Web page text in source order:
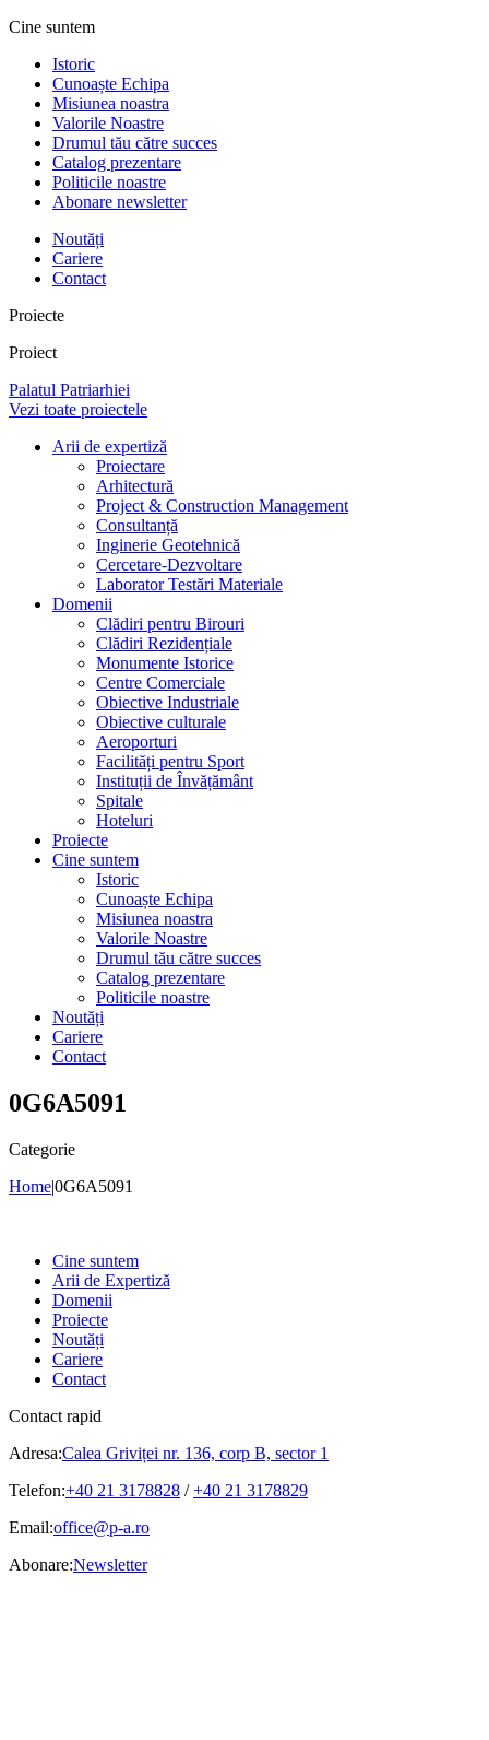
Cine suntem
Istoric
Cunoaște Echipa
Misiunea noastra
Valorile Noastre
Drumul tău către succes
Catalog prezentare
Politicile noastre
Abonare newsletter
Noutăți
Cariere
Contact
Proiecte
Proiect
Palatul Patriarhiei
Vezi toate proiectele
Arii de expertiză
Proiectare
Arhitectură
Project & Construction Management
Consultanță
Inginerie Geotehnică
Cercetare-Dezvoltare
Laborator Testări Materiale
Domenii
Clădiri pentru Birouri
Clădiri Rezidențiale
Monumente Istorice
Centre Comerciale
Obiective Industriale
Obiective culturale
Aeroporturi
Facilități pentru Sport
Instituții de Învățământ
Spitale
Hoteluri
Proiecte
Cine suntem
Istoric
Cunoaște Echipa
Misiunea noastra
Valorile Noastre
Drumul tău către succes
Catalog prezentare
Politicile noastre
Noutăți
Cariere
Contact
0G6A5091
Categorie
Home|0G6A5091
Cine suntem
Arii de Expertiză
Domenii
Proiecte
Noutăți
Cariere
Contact
Contact rapid
Adresa:Calea Griviței nr. 136, corp B, sector 1
Telefon:+40 21 3178828 /+40 21 3178829
Email:office@p-a.ro
Abonare:Newsletter